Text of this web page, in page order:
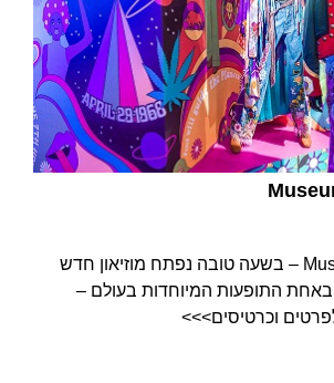
Museum of Broadway – בשעה טובה נפתח מוזיאון חדש
באחת התופעות המיוחדות בעולם –
וכרטיסים>>>